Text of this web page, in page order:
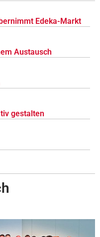
Edeka-Markt
Austausch
gestalten